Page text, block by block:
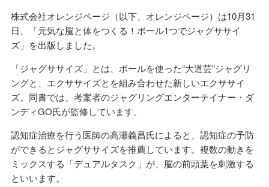
株式会社オレンジページ（以下、オレンジページ）は10月31
日、「元気な脳と体をつくる！ボール1つでジャグササイ
ズ」を出版しました。
「ジャグササイズ」とは、ボールを使った“大道芸”ジャグリ
ングと、エクササイズとを組み合わせた新しいエクササイ
ズ。同書では、考案者のジャグリングエンターテイナー・ダ
ンディGO氏が監修しています。
認知症治療を行う医師の高瀬義昌氏によると、認知症の予防
ができるとジャグササイズを推薦しています。複数の動きを
ミックスする「デュアルタスク」が、脳の前頭葉を刺激する
といいます。